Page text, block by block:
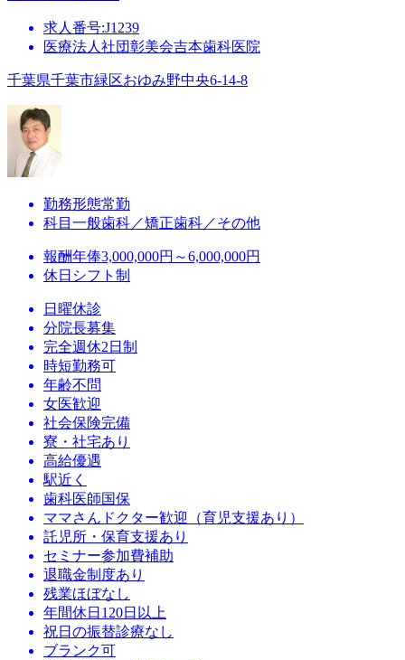
求人番号:J1239
医療法人社団彰美会吉本歯科医院
千葉県千葉市緑区おゆみ野中央6-14-8
勤務形態常勤
科目 一般歯科／矯正歯科／その他
報酬年俸3,000,000円～6,000,000円
休日 シフト制
日曜休診
分院長募集
完全週休2日制
時短勤務可
年齢不問
女医歓迎
社会保険完備
寮・社宅あり
高給優遇
駅近く
歯科医師国保
ママさんドクター歓迎（育児支援あり）
託児所・保育支援あり
セミナー参加費補助
退職金制度あり
残業ほぼなし
年間休日120日以上
祝日の振替診療なし
ブランク可